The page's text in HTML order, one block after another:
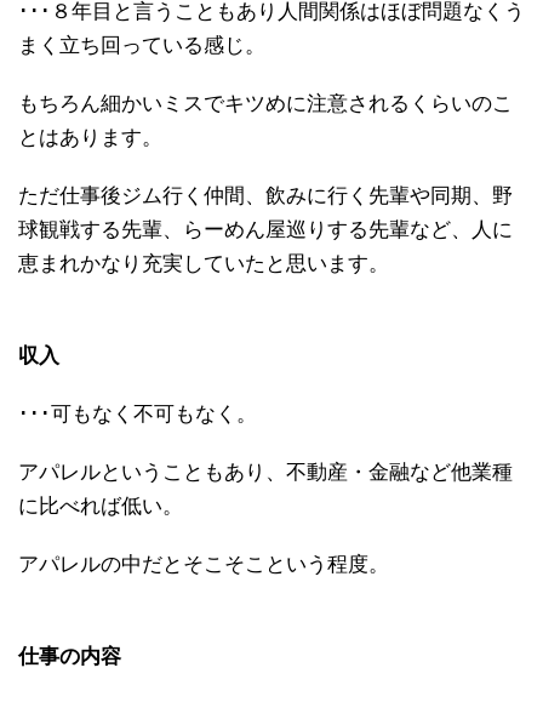
･･･８年目と言うこともあり人間関係はほぼ問題なくう
まく立ち回っている感じ。
もちろん細かいミスでキツめに注意されるくらいのこ
とはあります。
ただ仕事後ジム行く仲間、飲みに行く先輩や同期、野
球観戦する先輩、らーめん屋巡りする先輩など、人に
恵まれかなり充実していたと思います。
収入
･･･可もなく不可もなく。
アパレルということもあり、不動産・金融など他業種
に比べれば低い。
アパレルの中だとそこそこという程度。
仕事の内容